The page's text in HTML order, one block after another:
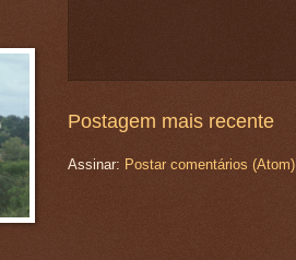
Postagem mais recente
Assinar: Postar comentários (Atom)